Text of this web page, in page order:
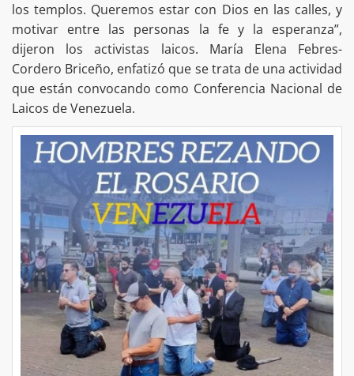
los templos. Queremos estar con Dios en las calles, y
motivar entre las personas la fe y la esperanza”,
dijeron los activistas laicos. María Elena Febres-
Cordero Briceño, enfatizó que se trata de una actividad
que están convocando como Conferencia Nacional de
Laicos de Venezuela.